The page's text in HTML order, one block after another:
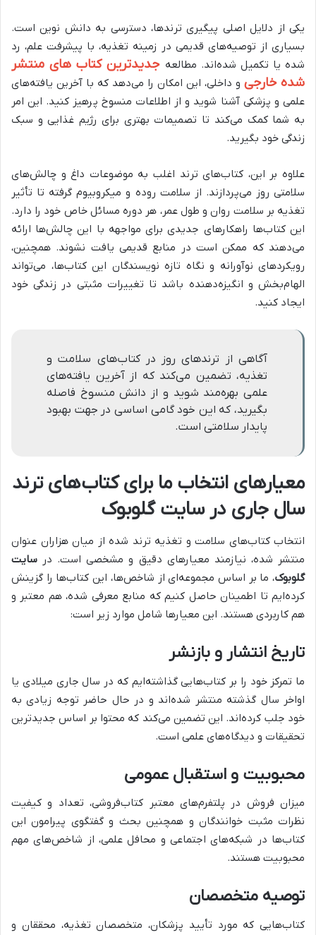
یکی از دلایل اصلی پیگیری ترندها، دسترسی به دانش نوین است.
بسیاری از توصیه‌های قدیمی در زمینه تغذیه، با پیشرفت علم، رد
شده یا تکمیل شده‌اند. مطالعه جدیدترین کتاب های منتشر
شده خارجی و داخلی، این امکان را می‌دهد که با آخرین یافته‌های
علمی و پزشکی آشنا شوید و از اطلاعات منسوخ پرهیز کنید. این امر
به شما کمک می‌کند تا تصمیمات بهتری برای رژیم غذایی و سبک
زندگی خود بگیرید.
علاوه بر این، کتاب‌های ترند اغلب به موضوعات داغ و چالش‌های
سلامتی روز می‌پردازند. از سلامت روده و میکروبیوم گرفته تا تأثیر
تغذیه بر سلامت روان و طول عمر، هر دوره مسائل خاص خود را دارد.
این کتاب‌ها راهکارهای جدیدی برای مواجهه با این چالش‌ها ارائه
می‌دهند که ممکن است در منابع قدیمی یافت نشوند. همچنین،
رویکردهای نوآورانه و نگاه تازه نویسندگان این کتاب‌ها، می‌تواند
الهام‌بخش و انگیزه‌دهنده باشد تا تغییرات مثبتی در زندگی خود
ایجاد کنید.
آگاهی از ترندهای روز در کتاب‌های سلامت و
تغذیه، تضمین می‌کند که از آخرین یافته‌های
علمی بهره‌مند شوید و از دانش منسوخ فاصله
بگیرید، که این خود گامی اساسی در جهت بهبود
پایدار سلامتی است.
معیارهای انتخاب ما برای کتاب‌های ترند
سال جاری در سایت گلوبوک
انتخاب کتاب‌های سلامت و تغذیه ترند شده از میان هزاران عنوان
منتشر شده، نیازمند معیارهای دقیق و مشخصی است. در سایت
گلوبوک، ما بر اساس مجموعه‌ای از شاخص‌ها، این کتاب‌ها را گزینش
کرده‌ایم تا اطمینان حاصل کنیم که منابع معرفی شده، هم معتبر و
هم کاربردی هستند. این معیارها شامل موارد زیر است:
تاریخ انتشار و بازنشر
ما تمرکز خود را بر کتاب‌هایی گذاشته‌ایم که در سال جاری میلادی یا
اواخر سال گذشته منتشر شده‌اند و در حال حاضر توجه زیادی به
خود جلب کرده‌اند. این تضمین می‌کند که محتوا بر اساس جدیدترین
تحقیقات و دیدگاه‌های علمی است.
محبوبیت و استقبال عمومی
میزان فروش در پلتفرم‌های معتبر کتاب‌فروشی، تعداد و کیفیت
نظرات مثبت خوانندگان و همچنین بحث و گفتگوی پیرامون این
کتاب‌ها در شبکه‌های اجتماعی و محافل علمی، از شاخص‌های مهم
محبوبیت هستند.
توصیه متخصصان
کتاب‌هایی که مورد تأیید پزشکان، متخصصان تغذیه، محققان و